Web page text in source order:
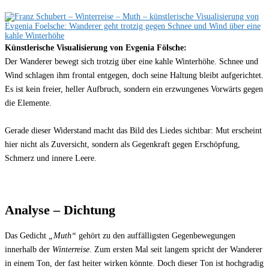
Künstlerische Visualisierung von Evgenia Fölsche:
Der Wanderer bewegt sich trotzig über eine kahle Winterhöhe. Schnee und
Wind schlagen ihm frontal entgegen, doch seine Haltung bleibt aufgerichtet.
Es ist kein freier, heller Aufbruch, sondern ein erzwungenes Vorwärts gegen
die Elemente.
Gerade dieser Widerstand macht das Bild des Liedes sichtbar: Mut erscheint
hier nicht als Zuversicht, sondern als Gegenkraft gegen Erschöpfung,
Schmerz und innere Leere.
Analyse – Dichtung
Das Gedicht „Muth“ gehört zu den auffälligsten Gegenbewegungen
innerhalb der Winterreise. Zum ersten Mal seit langem spricht der Wanderer
in einem Ton, der fast heiter wirken könnte. Doch dieser Ton ist hochgradig